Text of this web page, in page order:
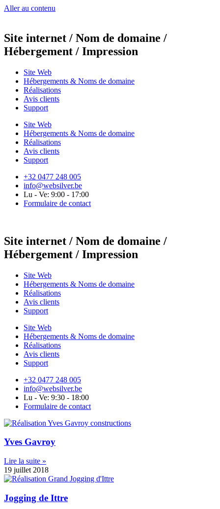
Aller au contenu
Site internet / Nom de domaine /
Hébergement / Impression
Site Web
Hébergements & Noms de domaine
Réalisations
Avis clients
Support
Site Web
Hébergements & Noms de domaine
Réalisations
Avis clients
Support
+32 0477 248 005
info@websilver.be
Lu - Ve: 9:00 - 17:00
Formulaire de contact
Site internet / Nom de domaine /
Hébergement / Impression
Site Web
Hébergements & Noms de domaine
Réalisations
Avis clients
Support
Site Web
Hébergements & Noms de domaine
Réalisations
Avis clients
Support
+32 0477 248 005
info@websilver.be
Lu - Ve: 9:30 - 18:00
Formulaire de contact
Yves Gavroy
Lire la suite »
19 juillet 2018
Jogging de Ittre